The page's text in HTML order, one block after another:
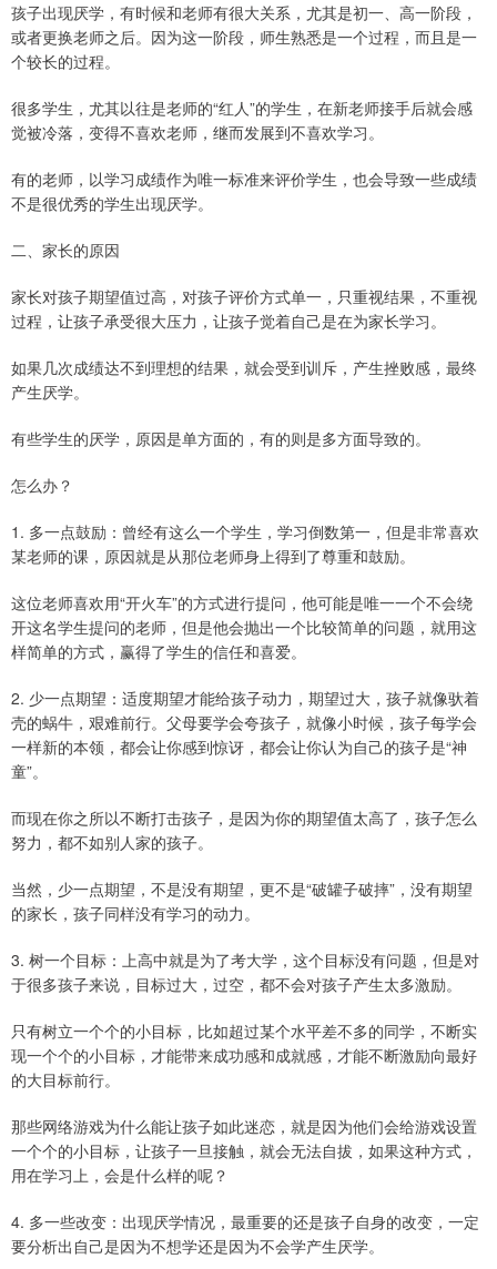
孩子出现厌学，有时候和老师有很大关系，尤其是初一、高一阶段，
或者更换老师之后。因为这一阶段，师生熟悉是一个过程，而且是一
个较长的过程。
很多学生，尤其以往是老师的“红人”的学生，在新老师接手后就会感
觉被冷落，变得不喜欢老师，继而发展到不喜欢学习。
有的老师，以学习成绩作为唯一标准来评价学生，也会导致一些成绩
不是很优秀的学生出现厌学。
二、家长的原因
家长对孩子期望值过高，对孩子评价方式单一，只重视结果，不重视
过程，让孩子承受很大压力，让孩子觉着自己是在为家长学习。
如果几次成绩达不到理想的结果，就会受到训斥，产生挫败感，最终
产生厌学。
有些学生的厌学，原因是单方面的，有的则是多方面导致的。
怎么办？
1. 多一点鼓励：曾经有这么一个学生，学习倒数第一，但是非常喜欢
某老师的课，原因就是从那位老师身上得到了尊重和鼓励。
这位老师喜欢用“开火车”的方式进行提问，他可能是唯一一个不会绕
开这名学生提问的老师，但是他会抛出一个比较简单的问题，就用这
样简单的方式，赢得了学生的信任和喜爱。
2. 少一点期望：适度期望才能给孩子动力，期望过大，孩子就像驮着
壳的蜗牛，艰难前行。父母要学会夸孩子，就像小时候，孩子每学会
一样新的本领，都会让你感到惊讶，都会让你认为自己的孩子是“神
童”。
而现在你之所以不断打击孩子，是因为你的期望值太高了，孩子怎么
努力，都不如别人家的孩子。
当然，少一点期望，不是没有期望，更不是“破罐子破摔”，没有期望
的家长，孩子同样没有学习的动力。
3. 树一个目标：上高中就是为了考大学，这个目标没有问题，但是对
于很多孩子来说，目标过大，过空，都不会对孩子产生太多激励。
只有树立一个个的小目标，比如超过某个水平差不多的同学，不断实
现一个个的小目标，才能带来成功感和成就感，才能不断激励向最好
的大目标前行。
那些网络游戏为什么能让孩子如此迷恋，就是因为他们会给游戏设置
一个个的小目标，让孩子一旦接触，就会无法自拔，如果这种方式，
用在学习上，会是什么样的呢？
4. 多一些改变：出现厌学情况，最重要的还是孩子自身的改变，一定
要分析出自己是因为不想学还是因为不会学产生厌学。